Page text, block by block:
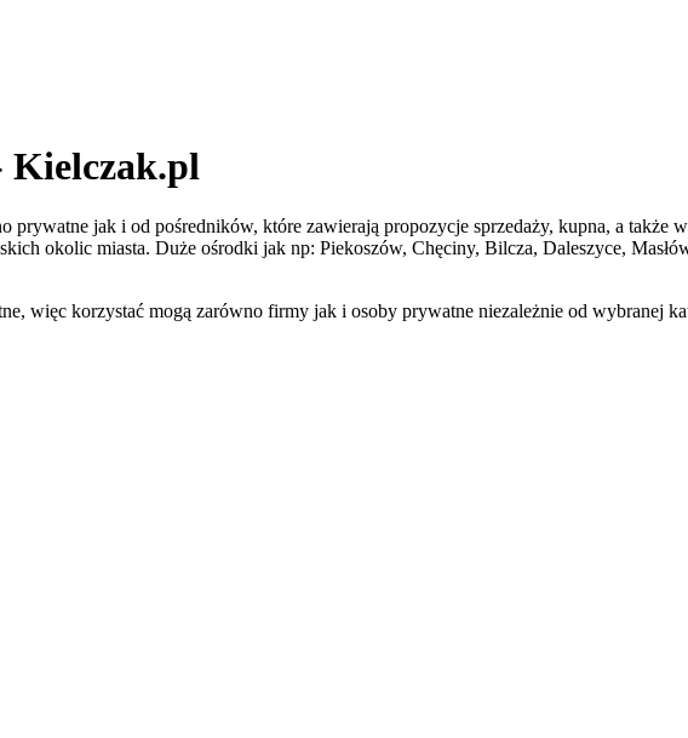
Kielczak.pl
prywatne jak i od pośredników, które zawierają propozycje sprzedaży, kupna, a także
okolic miasta. Duże ośrodki jak np: Piekoszów, Chęciny, Bilcza, Daleszyce,
więc korzystać mogą zarówno firmy jak i osoby prywatne niezależnie od wybranej